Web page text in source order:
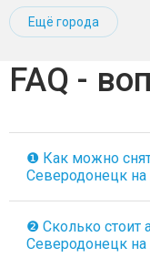
Ещё города
FAQ -
❶ Как можно
Северодонецк на
❷ Сколько стоит
Северодонецк на